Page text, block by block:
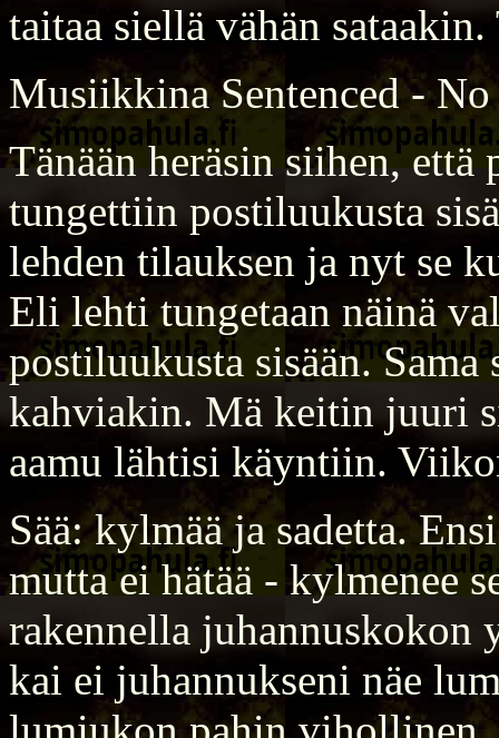
taitaa siellä vähän
Musiikkina Sentenced - No
Tänään heräsin siihen,
tungettiin postiluukusta
lehden tilauksen ja nyt se
Eli lehti tungetaan näinä
postiluukusta sisään.
kahviakin. Mä keitin juuri
aamu lähtisi käyntiin.
Sää: kylmää ja sadetta.
mutta ei hätää - kylmenee
rakennella juhannuskokon
kai ei juhannukseni näe